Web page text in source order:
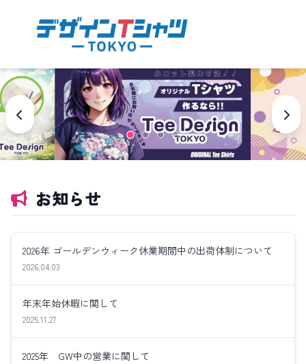
お知らせ
2026年 ゴールデンウィーク休業期間中の出荷体制について
2026.04.03
年末年始休暇に関して
2025.11.27
2025年 GW中の営業に関して